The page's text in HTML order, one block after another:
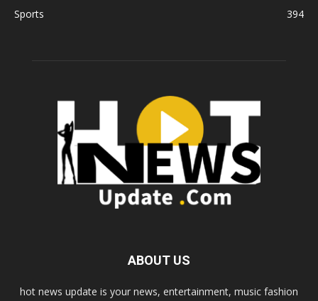
Sports
394
ABOUT US
hot news update is your news, entertainment, music fashion